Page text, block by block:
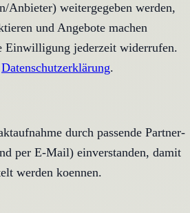
Anbieter) weitergegeben werden,
und Angebote machen
Einwilligung jederzeit widerrufen.
Datenschutzerklärung.
durch passende Partner-
per E-Mail) einverstanden, damit
werden koennen.